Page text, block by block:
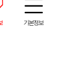
기본정보